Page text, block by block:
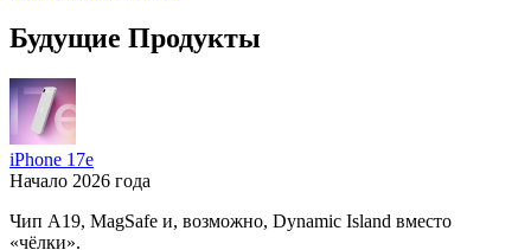
Будущие Продукты
iPhone 17e
Начало 2026 года
Чип A19, MagSafe и, возможно, Dynamic Island вместо
«чёлки».